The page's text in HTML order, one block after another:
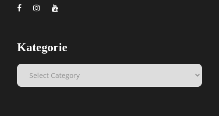
Kategorie